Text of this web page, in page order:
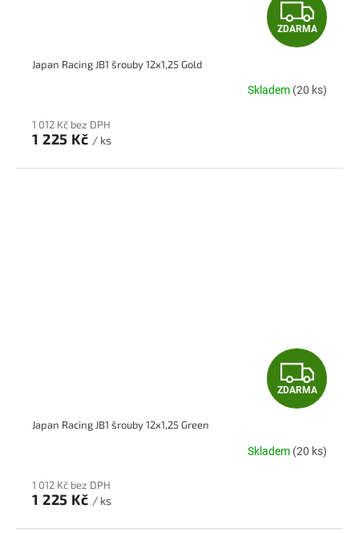
Z
D
A
A
ZDARMA
Japan Racing JB1 šrouby 12x1,25 Gold
Skladem (20 ks)
1 012 Kč bez DPH
1 225 Kč / ks
Z
D
A
ZDARMA
Japan Racing JB1 šrouby 12x1,25 Green
Skladem (20 ks)
1 012 Kč bez DPH
1 225 Kč / ks